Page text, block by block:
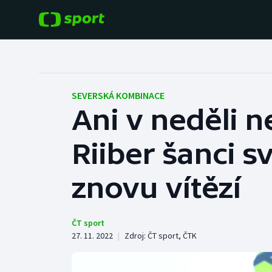
Hokej
Tenis
Baseball a softbal
Basketbal
Biatlon
SEVERSKÁ KOMBINACE
Ani v neděli
Riiber šanci
znovu vítězí
ČT sport
27. 11. 2022 | Zdroj: ČT sport, ČTK